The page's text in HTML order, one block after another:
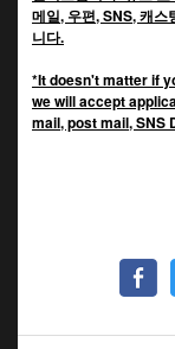
메일, 우편, SNS, 캐스
니다.
*It doesn't matter if
we will accept
mail, post mail, SNS